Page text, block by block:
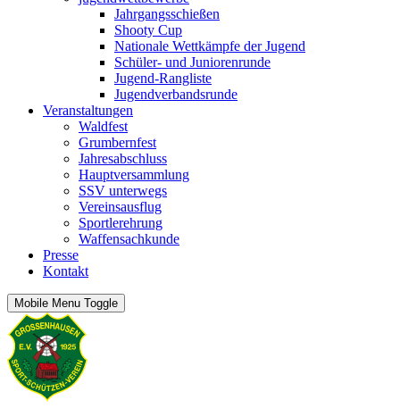
Jahrgangsschießen
Shooty Cup
Nationale Wettkämpfe der Jugend
Schüler- und Juniorenrunde
Jugend-Rangliste
Jugendverbandsrunde
Veranstaltungen
Waldfest
Grumbernfest
Jahresabschluss
Hauptversammlung
SSV unterwegs
Vereinsausflug
Sportlerehrung
Waffensachkunde
Presse
Kontakt
Mobile Menu Toggle